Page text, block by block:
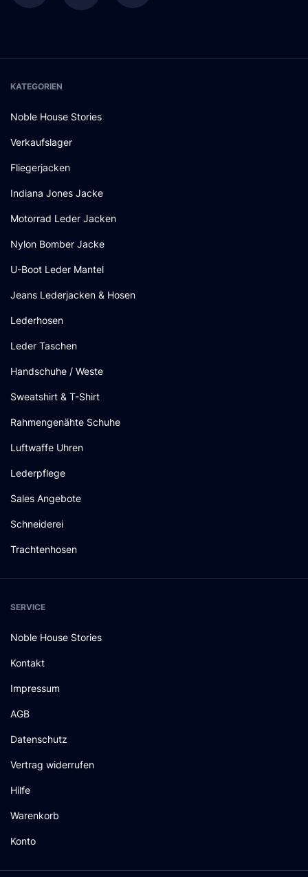
KATEGORIEN
Noble House Stories
Verkaufslager
Fliegerjacken
Indiana Jones Jacke
Motorrad Leder Jacken
Nylon Bomber Jacke
U-Boot Leder Mantel
Jeans Lederjacken & Hosen
Lederhosen
Leder Taschen
Handschuhe / Weste
Sweatshirt & T-Shirt
Rahmengenähte Schuhe
Luftwaffe Uhren
Lederpflege
Sales Angebote
Schneiderei
Trachtenhosen
SERVICE
Noble House Stories
Kontakt
Impressum
AGB
Datenschutz
Vertrag widerrufen
Hilfe
Warenkorb
Konto